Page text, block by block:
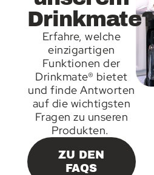
Drinkmate?
Erfahre, welche
einzigartigen
Funktionen der
Drinkmate® bietet
und finde Antworten
auf die wichtigsten
Fragen zu unseren
Produkten.
ZU DEN
FAQS